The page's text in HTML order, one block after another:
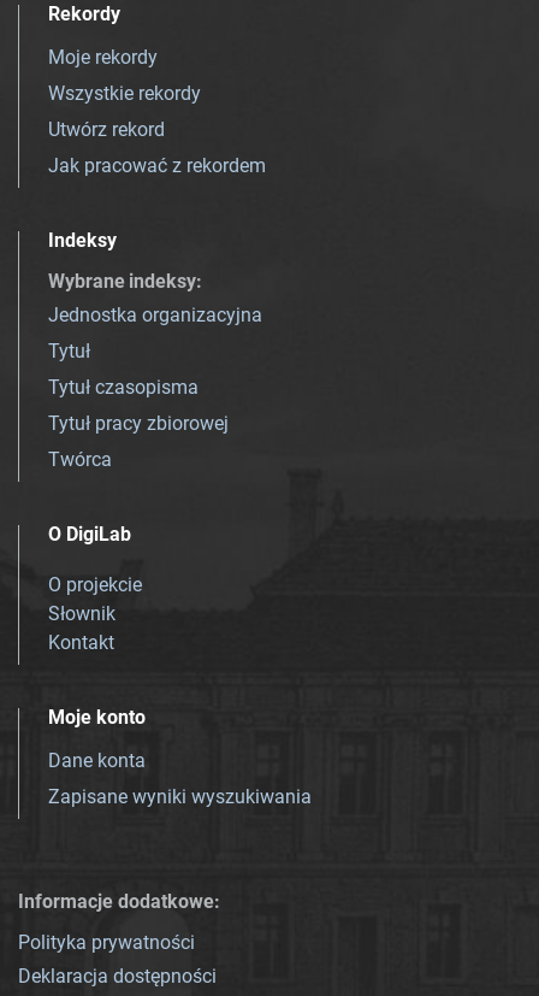
Rekordy
Moje rekordy
Wszystkie rekordy
Utwórz rekord
Jak pracować z rekordem
Indeksy
Wybrane indeksy:
Jednostka organizacyjna
Tytuł
Tytuł czasopisma
Tytuł pracy zbiorowej
Twórca
O DigiLab
O projekcie
Słownik
Kontakt
Moje konto
Dane konta
Zapisane wyniki wyszukiwania
Informacje dodatkowe:
Polityka prywatności
Deklaracja dostępności